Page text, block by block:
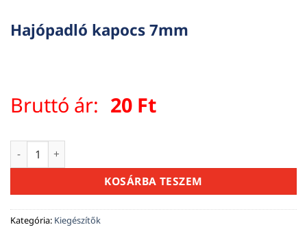
Hajópadló kapocs 7mm
Bruttó ár: 20 Ft
Hajópadló kapocs 7mm mennyiség
KOSÁRBA TESZEM
Kategória: Kiegészítők